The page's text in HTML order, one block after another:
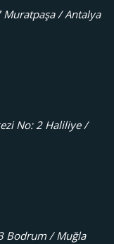
Muratpaşa / Antalya
No: 2 Haliliye /
Bodrum / Muğla